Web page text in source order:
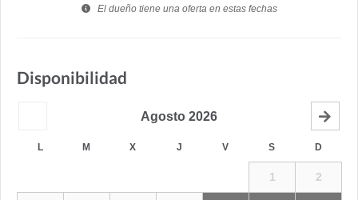
El dueño tiene una oferta en estas fechas
Disponibilidad
Agosto 2026
L M X J V S D
1 2